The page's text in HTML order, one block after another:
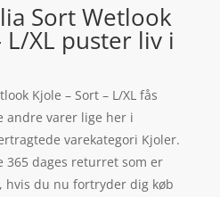
Sort Wetlook
L/XL puster liv i
Kjole – Sort – L/XL fås
andre varer lige her i
varekategori Kjoler.
365 dages returret som er
hvis du nu fortryder dig køb